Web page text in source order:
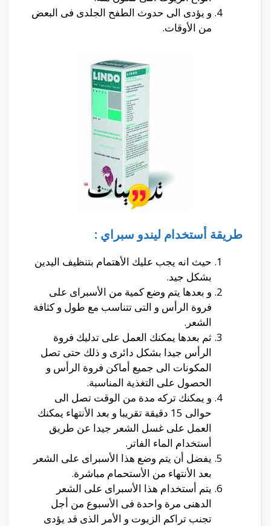
و يؤدى الى حدوث الطفح الجلدى فى البعض
من الأوقات.
طريقة أستخدام ليندو سبراي :
حيث انه يجب عليك الأهتمام بتنظيف اليدين
بشكل جيد.
و بعدها يتم وضع كمية من الأسبراى على
فروة الرأس و التى تتناسب مع طول و كثافة
الشعر.
ثم بعدها يمكنك العمل على تدليك فروة
الرأس جيدا بشكل دائرى و ذلك حتى تصل
المكونات الى جميع أماكن فروة الرأس و
الحصول على التغذية المناسبة.
و يمكنك تركه مدة من الوقت تصل الى
حوالى 15 دقيقة تقريبا و بعد الأنتهاء يمكنك
العمل على غسل الشعر جيدا عن طريق
أستخدام الماء الفاتر.
يفضل أن يتم وضع هذا الأسبراى على الشعر
بعد الأنتهاء من الأستحمام مباشرة.
يتم أستخدام هذا الأسبراى على الشعر
الدهنى مرة واحدة فى الأسبوع من أجل
تجنب تراكم الزيوت و الأمر الذى قد يؤدى